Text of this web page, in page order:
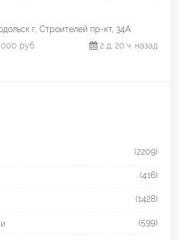
г, Строителей пр-кт, 34А
руб.
2 д. 20 ч. назад
(2209)
(416)
(1428)
(599)